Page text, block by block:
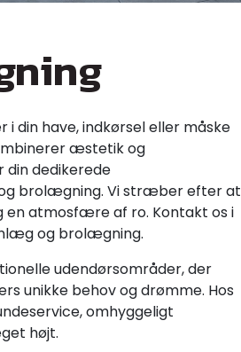
din have, indkørsel eller måske
æstetik og
din dedikerede
brolægning. Vi stræber efter at
en atmosfære af ro. Kontakt os i
og brolægning.
udendørsområder, der
unikke behov og drømme. Hos
omhyggeligt
højt.